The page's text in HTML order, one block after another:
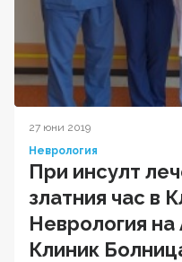
27 юни 2019
Неврология
При инсулт
златния час в
Неврология
Клиник